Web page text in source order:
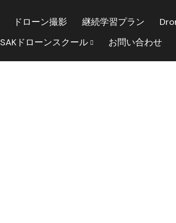
ドローン撮影 継続学習プラン
SAKドローンスクール お問い合わせ